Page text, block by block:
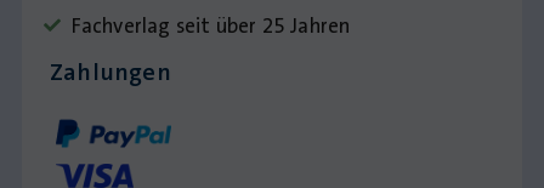
Fachverlag seit über 25 Jahren
Zahlungen